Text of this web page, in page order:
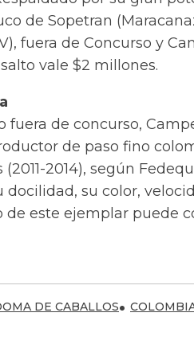
de Sopetran
fuera de Concurso y
vale $2 millones.
fuera de concurso,
de paso fino
2014), según
su color,
este ejemplar puede
DE CABALLOS